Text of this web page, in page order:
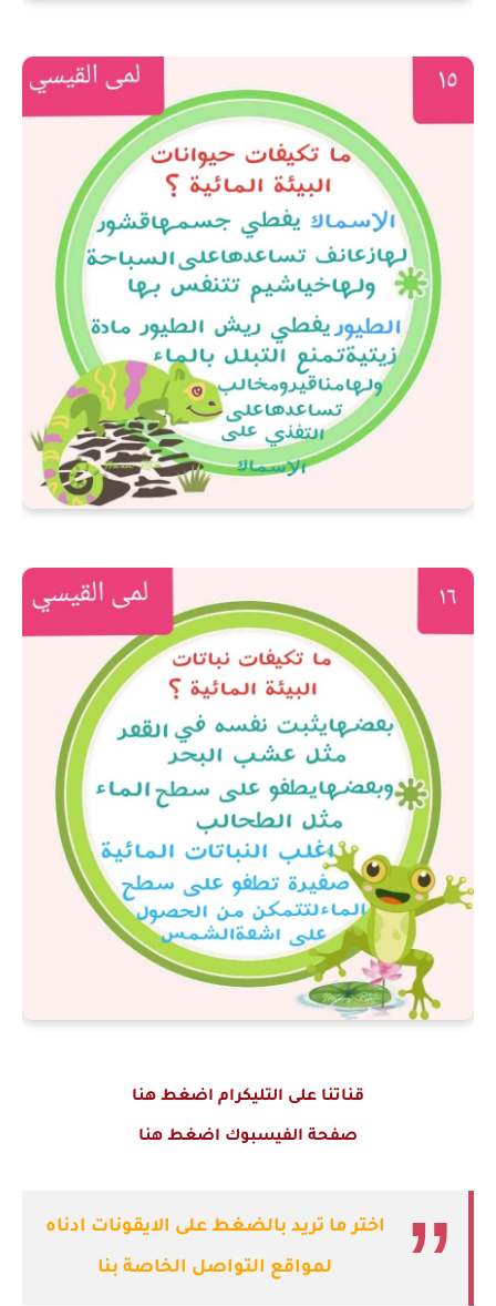
قناتنا على التليكرام اضغط هنا
صفحة الفيسبوك اضغط هنا
اختر ما تريد بالضغط على الايقونات ادناه
لمواقع التواصل الخاصة بنا